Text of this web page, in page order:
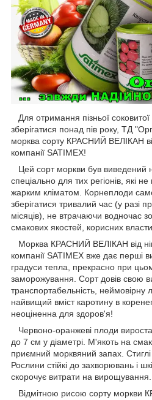
Для отримання пізньої
зберігатися понад пів року, ТД
морква сорту КРАСНИЙ ВЕЛІКАН
компанії SATIMEX!
Цей сорт моркви був виведений
спеціально для тих регіонів, які
жарким кліматом. Корнеплоди
зберігатися тривалий час (у разі
місяців), не втрачаючи водночас
смакових якостей, корисних
Морква КРАСНИЙ ВЕЛІКАН від
компанії SATIMEX вже дає перші
градуси тепла, прекрасно при
заморожування. Сорт довів свою
транспортабельність, неймовірну
найвищий вміст каротину в
неоціненна для здоров'я!
Червоно-оранжеві плоди
до 7 см у діаметрі. М'якоть на
приємний морквяний запах.
Рослини стійкі до захворювань і
скорочує витрати на вирощування.
Відмітною рисою сорту моркви